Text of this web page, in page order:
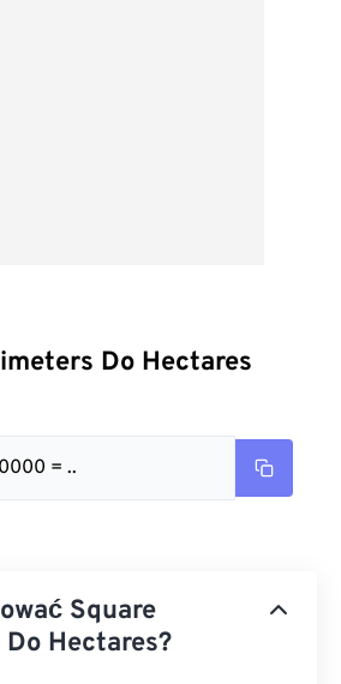
Do Hectares
= ..
Square
Hectares?